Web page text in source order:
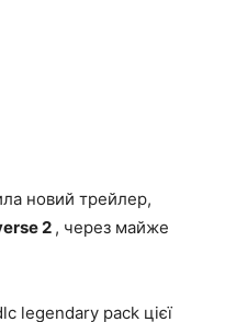
новий трейлер,
2 , через майже
legendary pack цієї